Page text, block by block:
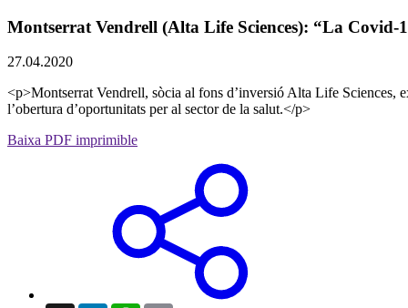
Montserrat Vendrell (Alta Life Sciences): “La Covid-
27.04.2020
<p>Montserrat Vendrell, sòcia al fons d’inversió Alta Life Sciences,
l’obertura d’oportunitats per al sector de la salut.</p>
Baixa PDF imprimible